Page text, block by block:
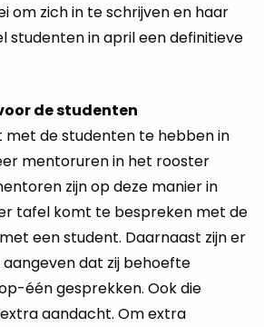
om zich in te schrijven en haar
studenten in april een definitieve
de studenten
de studenten te hebben in
mentoruren in het rooster
zijn op deze manier in
tafel komt te bespreken met de
een student. Daarnaast zijn er
dat zij behoefte
één gesprekken. Ook die
aandacht. Om extra